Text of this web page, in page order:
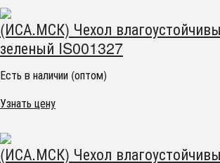
(ИСА.МСК) Чехол
зеленый IS001327
Есть в наличии (оптом)
Узнать цену
(ИСА.МСК) Чехол